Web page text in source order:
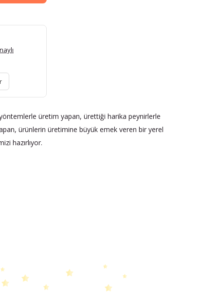
yöntemlerle üretim yapan, ürettiği harika peynirlerle
ürünlerin üretimine büyük emek veren bir yerel
hazırlıyor.